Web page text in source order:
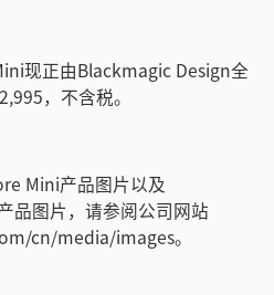
现正由Blackmagic Design全
，不含税。
Mini产品图片以及
品图片，请参阅公司网站
cn/media/images。